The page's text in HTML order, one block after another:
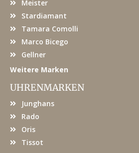
Meister
Stardiamant
Tamara Comolli
Marco Bicego
Gellner
Weitere Marken
UHRENMARKEN
Junghans
Rado
Oris
Tissot